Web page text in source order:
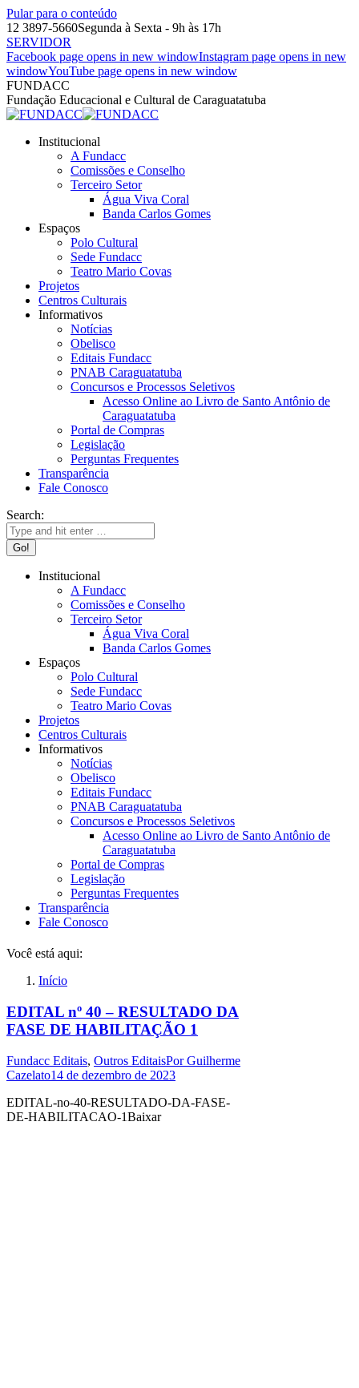
Pular para o conteúdo
12 3897-5660Segunda à Sexta - 9h às 17h
SERVIDOR
Facebook page opens in new windowInstagram page opens in new
windowYouTube page opens in new window
FUNDACC
Fundação Educacional e Cultural de Caraguatatuba
Institucional
A Fundacc
Comissões e Conselho
Terceiro Setor
Água Viva Coral
Banda Carlos Gomes
Espaços
Polo Cultural
Sede Fundacc
Teatro Mario Covas
Projetos
Centros Culturais
Informativos
Notícias
Obelisco
Editais Fundacc
PNAB Caraguatatuba
Concursos e Processos Seletivos
Acesso Online ao Livro de Santo Antônio de
Caraguatatuba
Portal de Compras
Legislação
Perguntas Frequentes
Transparência
Fale Conosco
Search:
Institucional
A Fundacc
Comissões e Conselho
Terceiro Setor
Água Viva Coral
Banda Carlos Gomes
Espaços
Polo Cultural
Sede Fundacc
Teatro Mario Covas
Projetos
Centros Culturais
Informativos
Notícias
Obelisco
Editais Fundacc
PNAB Caraguatatuba
Concursos e Processos Seletivos
Acesso Online ao Livro de Santo Antônio de
Caraguatatuba
Portal de Compras
Legislação
Perguntas Frequentes
Transparência
Fale Conosco
Você está aqui:
Início
EDITAL nº 40 – RESULTADO DA
FASE DE HABILITAÇÃO 1
Fundacc Editais, Outros EditaisPorGuilherme
Cazelato14 de dezembro de 2023
EDITAL-no-40-RESULTADO-DA-FASE-
DE-HABILITACAO-1Baixar